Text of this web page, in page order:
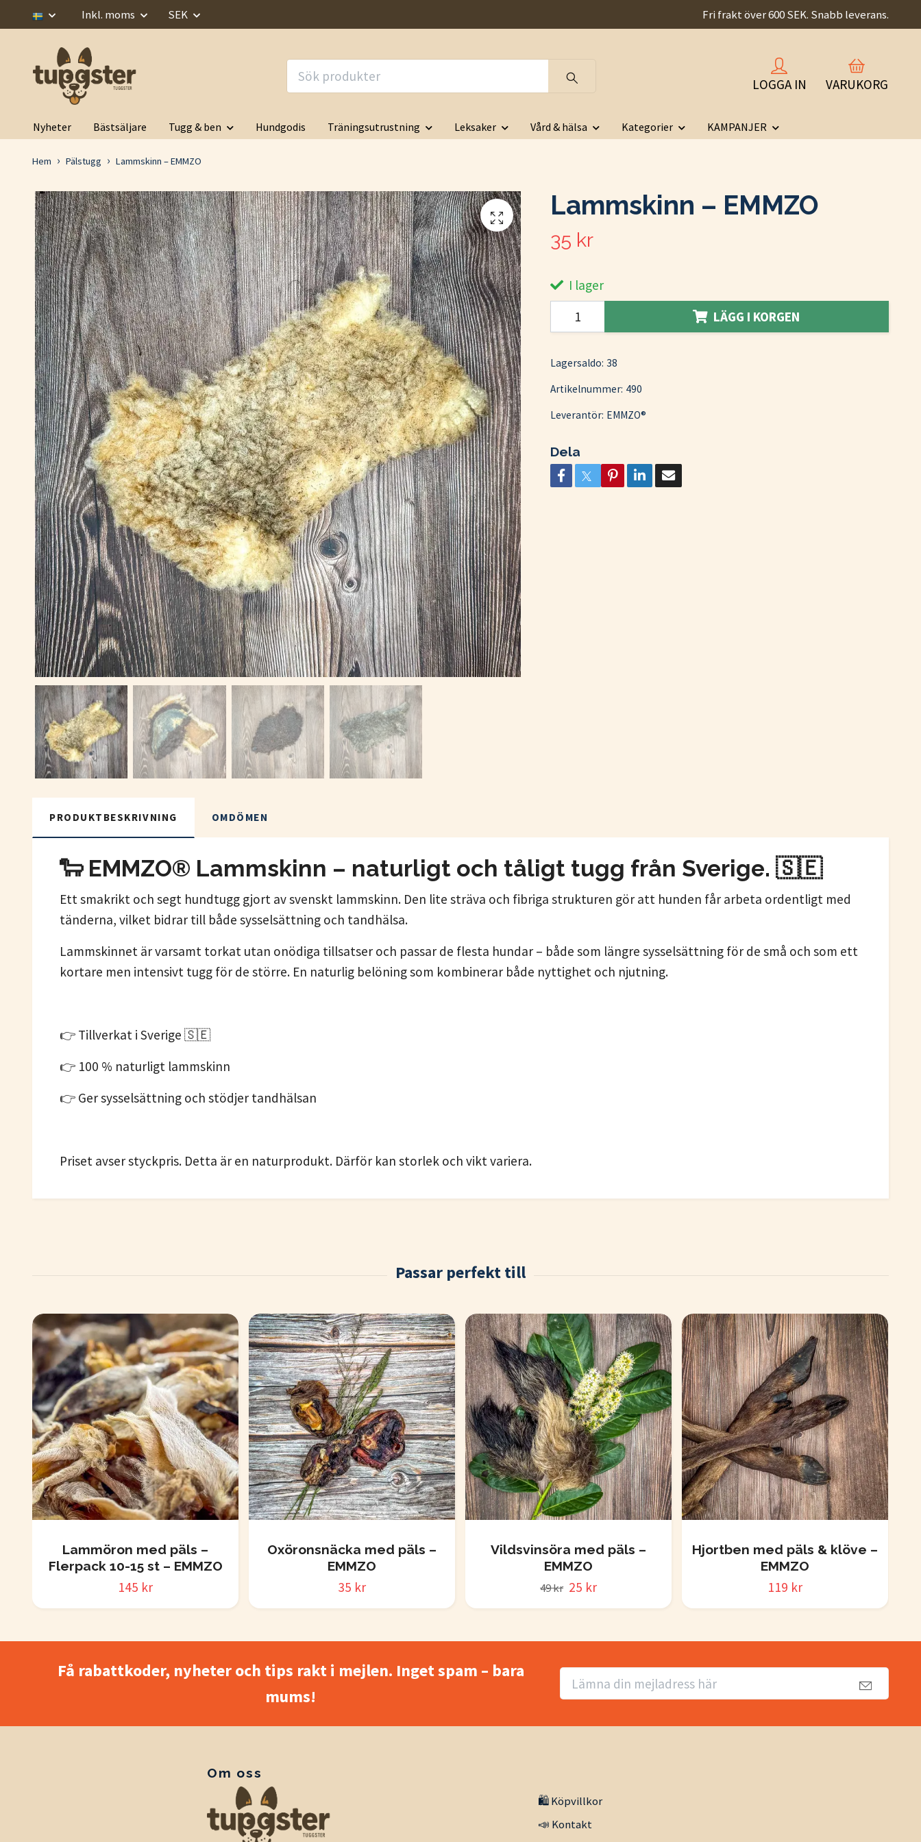
Inkl. moms SEK Fri frakt över 600 SEK. Snabb leverans.
LOGGA IN VARUKORG
Nyheter Bästsäljare Tugg & ben Hundgodis Träningsutrustning Leksaker Vård & hälsa Kategorier KAMPANJER
Hem Pälstugg Lammskinn – EMMZO
Lammskinn – EMMZO
35 kr
I lager
LÄGG I KORGEN
Lagersaldo: 38
Artikelnummer: 490
Leverantör: EMMZO®
Dela
PRODUKTBESKRIVNING OMDÖMEN
🐑 EMMZO® Lammskinn – naturligt och tåligt tugg från Sverige. 🇸🇪
Ett smakrikt och segt hundtugg gjort av svenskt lammskinn. Den lite sträva och fibriga strukturen gör att hunden får arbeta ordentligt med
tänderna, vilket bidrar till både sysselsättning och tandhälsa.
Lammskinnet är varsamt torkat utan onödiga tillsatser och passar de flesta hundar – både som längre sysselsättning för de små och som ett
kortare men intensivt tugg för de större. En naturlig belöning som kombinerar både nyttighet och njutning.
👉 Tillverkat i Sverige 🇸🇪
👉 100 % naturligt lammskinn
👉 Ger sysselsättning och stödjer tandhälsan
Priset avser styckpris. Detta är en naturprodukt. Därför kan storlek och vikt variera.
Lammöron med päls –
Flerpack 10-15 st – EMMZO
145 kr
Oxöronsnäcka med päls –
EMMZO
35 kr
Vildsvinsöra med päls –
EMMZO
49 kr 25 kr
Hjortben med päls & klöve –
EMMZO
119 kr
Få rabattkoder, nyheter och tips rakt i mejlen. Inget spam – bara
mums!
Om oss
🛍️ Köpvillkor
📣 Kontakt